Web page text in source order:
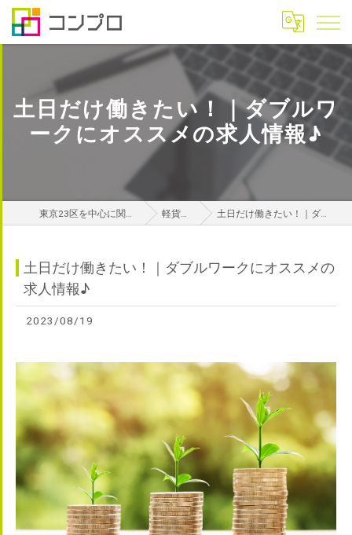
土日だけ働きたい！｜ダブルワ
ークにオススメの求人情報♪
東京23区を中心に関東エリアの軽貨物はコンプロ 軽貨物攻略ナビ 土日だけ働きたい！｜ダブルワークにオススメの求人情報♪
土日だけ働きたい！｜ダブルワークにオススメの
求人情報♪
2023/08/19